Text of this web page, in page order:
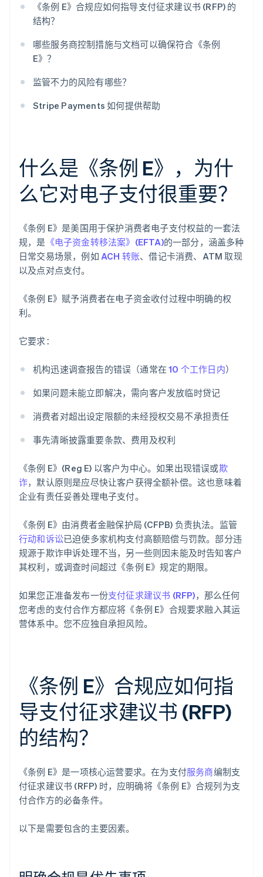
《条例 E》合规应如何指导支付征求建议书 (RFP) 的
结构？
哪些服务商控制措施与文档可以确保符合《条例
E》？
监管不力的风险有哪些？
Stripe Payments 如何提供帮助
什么是《条例 E》，为什
么它对电子支付很重要？
《条例 E》是美国用于保护消费者电子支付权益的一套法
规，是 《电子资金转移法案》(EFTA)的一部分，涵盖多种
日常交易场景，例如 ACH 转账、借记卡消费、ATM 取现
以及点对点支付。
《条例 E》赋予消费者在电子资金收付过程中明确的权
利。
它要求：
机构迅速调查报告的错误（通常在10 个工作日内）
如果问题未能立即解决，需向客户发放临时贷记
消费者对超出设定限额的未经授权交易不承担责任
事先清晰披露重要条款、费用及权利
《条例 E》(Reg E) 以客户为中心。如果出现错误或欺
诈，默认原则是应尽快让客户获得全额补偿。这也意味着
企业有责任妥善处理电子支付。
《条例 E》由消费者金融保护局 (CFPB) 负责执法。监管
行动和诉讼已迫使多家机构支付高额赔偿与罚款。部分违
规源于欺诈申诉处理不当，另一些则因未能及时告知客户
其权利，或调查时间超过《条例 E》规定的期限。
如果您正准备发布一份支付征求建议书 (RFP)，那么任何
您考虑的支付合作方都应将《条例 E》合规要求融入其运
营体系中。您不应独自承担风险。
《条例 E》合规应如何指
导支付征求建议书 (RFP)
的结构？
《条例 E》是一项核心运营要求。在为支付服务商编制支
付征求建议书 (RFP) 时，应明确将《条例 E》合规列为支
付合作方的必备条件。
以下是需要包含的主要因素。